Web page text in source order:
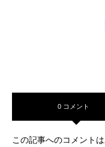
0 コメント
この記事へのコメントは